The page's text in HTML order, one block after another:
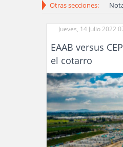
Otras secciones:
Jueves, 14 Julio 2022
EAAB versus
el cotarro